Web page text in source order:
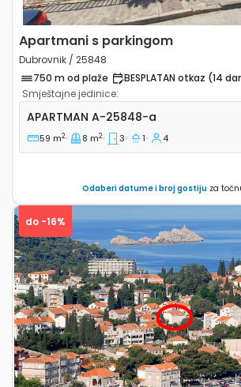
Apartmani s parkingom
Dubrovnik / 25848
750 m od plaže
BESPLATAN otkaz (14
Smještajne jedinice:
Trosobni apartman Dubrovnik A-
APARTMAN A-25848-a
59 m2 8 m2 3 1 4
Odaberi datume i broj gostijuza
Previous
do -16%